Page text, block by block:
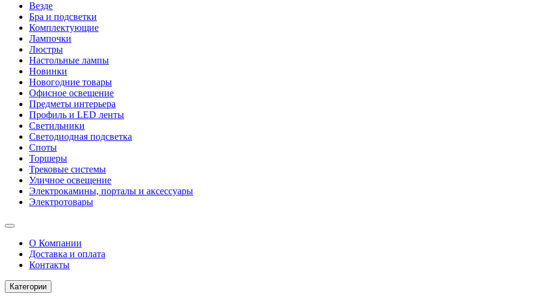
Везде
Бра и подсветки
Комплектующие
Лампочки
Люстры
Настольные лампы
Новинки
Новогодние товары
Офисное освещение
Предметы интерьера
Профиль и LED ленты
Светильники
Светодиодная подсветка
Споты
Торшеры
Трековые системы
Уличное освещение
Электрокамины, порталы и аксессуары
Электротовары
О Компании
Доставка и оплата
Контакты
Категории